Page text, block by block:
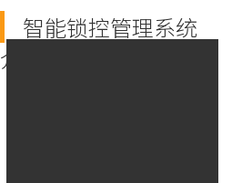
智能锁控管理系统
介绍